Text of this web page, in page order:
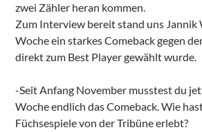
zwei Zähler heran kommen.
Zum Interview bereit stand uns Jannik
Woche ein starkes Comeback gegen
direkt zum Best Player gewählt wurde.
-Seit Anfang November musstest du
Woche endlich das Comeback. Wie
Füchsespiele von der Tribüne erlebt?